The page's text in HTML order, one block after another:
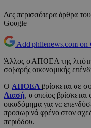
Δες περισσότερα άρθρα
Google
Add philenews.com on
Άλλος ο ΑΠΟΕΛ της
σοβαρής οικονομικής
Ο ΑΠΟΕΛ βρίσκεται σε
Λιασή, ο οποίος
οικοδόμημα για να
προσωρινά φρένο στον
περιόδου.